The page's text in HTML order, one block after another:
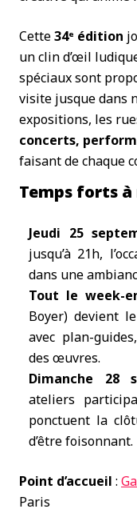
Cette34ᵉ édition
un clin d’œil
spéciaux sont
visite jusque dans
expositions, les
concerts,
faisant de chaque
Temps forts
Jeudi 25
jusqu’à 21h,
dans une
Tout le week-
Boyer) devient
avec plan-
des œuvres.
Dimanche 28
ateliers
ponctuent la
d’être foisonnant.
Point d’accueil :
Paris